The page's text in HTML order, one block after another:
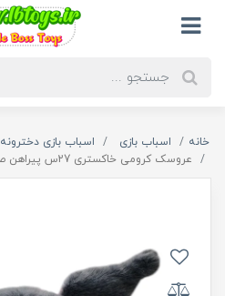
خانه اسباب بازی اسباب بازی دخترونه
عروسک کرومی خاکستری 27س پیراهن صورتی